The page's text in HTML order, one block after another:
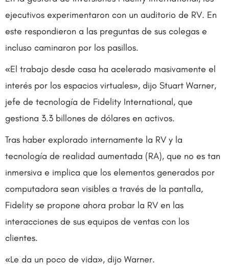
ejecutivos experimentaron con un auditorio de RV. En
este respondieron a las preguntas de sus colegas e
incluso caminaron por los pasillos.
«El trabajo desde casa ha acelerado masivamente el
interés por los espacios virtuales», dijo Stuart Warner,
jefe de tecnología de Fidelity International, que
gestiona 3.3 billones de dólares en activos.
Tras haber explorado internamente la RV y la
tecnología de realidad aumentada (RA), que no es tan
inmersiva e implica que los elementos generados por
computadora sean visibles a través de la pantalla,
Fidelity se propone ahora probar la RV en las
interacciones de sus equipos de ventas con los
clientes.
«Le da un poco de vida», dijo Warner.